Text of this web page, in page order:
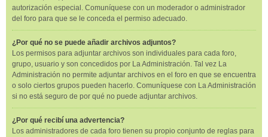
autorización especial. Comuníquese con un moderador o administrador
del foro para que se le conceda el permiso adecuado.
¿Por qué no se puede añadir archivos adjuntos?
Los permisos para adjuntar archivos son individuales para cada foro,
grupo, usuario y son concedidos por La Administración. Tal vez La
Administración no permite adjuntar archivos en el foro en que se encuentra
o solo ciertos grupos pueden hacerlo. Comuníquese con La Administración
si no está seguro de por qué no puede adjuntar archivos.
¿Por qué recibí una advertencia?
Los administradores de cada foro tienen su propio conjunto de reglas para